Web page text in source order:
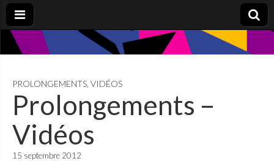
PROLONGEMENTS VIDÉOS
Prolongements –
Vidéos
15 septembre 2012